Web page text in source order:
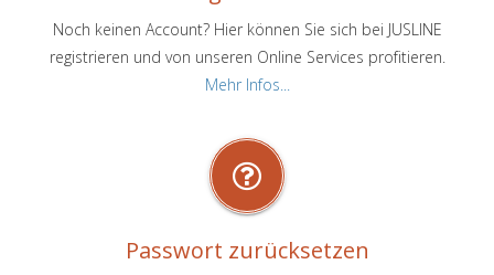
Noch keinen Account? Hier können Sie sich bei JUSLINE
registrieren und von unseren Online Services profitieren.
Mehr Infos...
Passwort zurücksetzen